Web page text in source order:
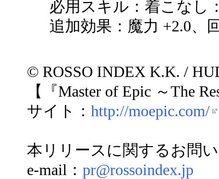
必用スキル：着こなし
追加効果：魔力 +2.0、
© ROSSO INDEX K.K. /
【『Master of Epic ～The
サイト： http://moepic.com/
本リリースに関するお問
e-mail： pr@rossoindex.jp